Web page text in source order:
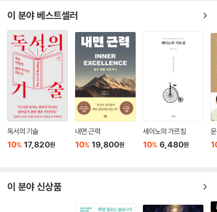
정에서 진정한 자신의 길을 발견하는 삶의 방식이다. 내면 근력을 기른다
는 것은 스스로를 바꿀 힘을 기르는 것이다. 결과는 물론 삶의 질까지 근본
적으로 달라질 것이다. 이제 그 여정을 시작하자.” (본문 중에서)
이 분야 베스트셀러
독서의 기술
10% 17,820원
내면 근력
10% 19,800원
세이노의 가르침
10% 6,480원
이 분야 신상품